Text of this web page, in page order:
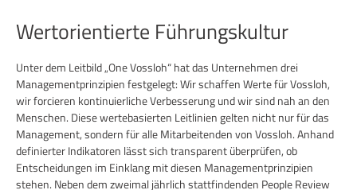
Wertorientierte Führungskultur
Unter dem Leitbild „One Vossloh“ hat das Unternehmen drei
Managementprinzipien festgelegt: Wir schaffen Werte für Vossloh,
wir forcieren kontinuierliche Verbesserung und wir sind nah an den
Menschen. Diese wertebasierten Leitlinien gelten nicht nur für das
Management, sondern für alle Mitarbeitenden von Vossloh. Anhand
definierter Indikatoren lässt sich transparent überprüfen, ob
Entscheidungen im Einklang mit diesen Managementprinzipien
stehen. Neben dem zweimal jährlich stattfindenden People Review